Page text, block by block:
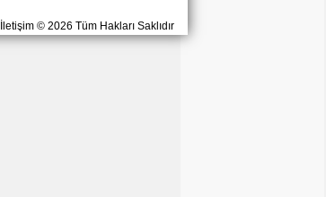
İletişim© 2026 Tüm Hakları Saklıdır